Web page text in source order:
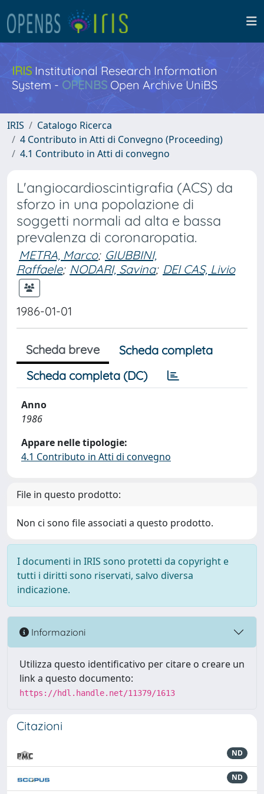
IRISInstitutional Research Information
System - OPENBS Open Archive UniBS
IRIS
Catalogo Ricerca
4 Contributo in Atti di Convegno (Proceeding)
4.1 Contributo in Atti di convegno
L'angiocardioscintigrafia (ACS) da
sforzo in una popolazione di
soggetti normali ad alta e bassa
prevalenza di coronaropatia.
METRA, Marco; GIUBBINI,
Raffaele; NODARI, Savina; DEI CAS, Livio
1986-01-01
Scheda breve
Scheda completa
Scheda completa (DC)
Anno
1986
Appare nelle tipologie:
4.1 Contributo in Atti di convegno
File in questo prodotto:
Non ci sono file associati a questo prodotto.
I documenti in IRIS sono protetti da copyright e
tutti i diritti sono riservati, salvo diversa
indicazione.
Informazioni
Utilizza questo identificativo per citare o creare un
link a questo documento:
https://hdl.handle.net/11379/1613
Citazioni
ND
ND